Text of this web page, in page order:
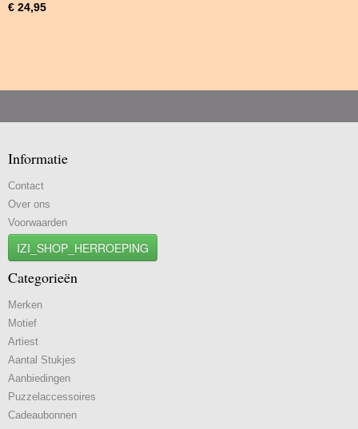
€ 24,95
Informatie
Contact
Over ons
Voorwaarden
IZI_SHOP_HERROEPING
Categorieën
Merken
Motief
Artiest
Aantal Stukjes
Aanbiedingen
Puzzelaccessoires
Cadeaubonnen